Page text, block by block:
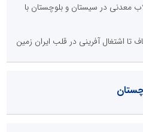
معدنی در سیستان و بلوچستان با
تا اشتغال آفرینی در قلب ایران زمین